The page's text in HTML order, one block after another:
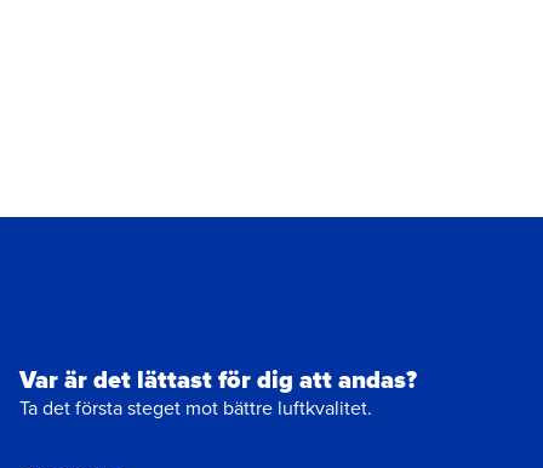
Var är det lättast för dig att andas?
Ta det första steget mot bättre luftkvalitet.